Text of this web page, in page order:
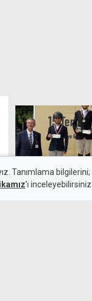
Tanımlama
'ı inceleyebilirsiniz.